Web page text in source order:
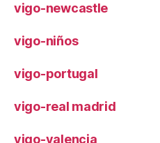
vigo-newcastle
vigo-niños
vigo-portugal
vigo-real madrid
vigo-valencia